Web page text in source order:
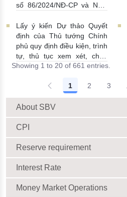
số 86/2024/NĐ-CP và Nghị
22/06/2026 | 09:13:00
Lấy ý kiến Dự thảo Quyết
định của Thủ tướng Chính
phủ quy định điều kiện, trình
tự, thủ tục xem xét, chấp
thuận cho Tổ chức kinh tế
lãnh cho người không cư trú
18/06/2026 | 15:57:00
Showing 1 to 20 of 661 entries.
1 2 3
About SBV
CPI
Reserve requirement
Interest Rate
Money Market Operations